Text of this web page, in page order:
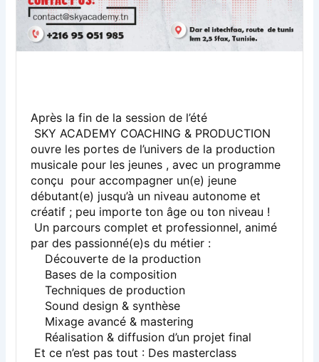
Après la fin de la session de l’été
SKY ACADEMY COACHING & PRODUCTION
ouvre les portes de l’univers de la production
musicale pour les jeunes , avec un programme
conçu pour accompagner un(e) jeune
débutant(e) jusqu’à un niveau autonome et
créatif ; peu importe ton âge ou ton niveau !
Un parcours complet et professionnel, animé
par des passionné(e)s du métier :
Découverte de la production
Bases de la composition
Techniques de production
Sound design & synthèse
Mixage avancé & mastering
Réalisation & diffusion d’un projet final
Et ce n’est pas tout : Des masterclass